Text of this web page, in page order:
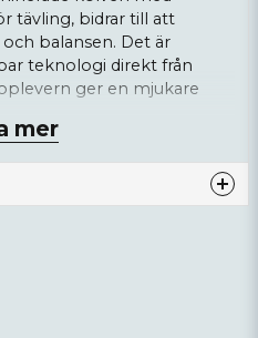
tävling, bidrar till att
balansen. Det är
teknologi direkt från
ger en mjukare
mer
produkten...